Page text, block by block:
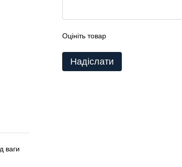
ваги
Оцініть товар
Надіслати